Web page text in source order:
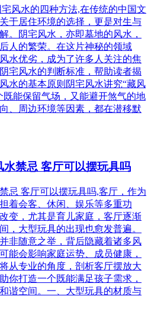
风水的四种方法,在传统的中国文
于居住环境的选择，更是对生与
。阴宅风水，亦即墓地的风水，
人的繁荣。在这片神秘的领域
水优劣，成为了许多人关注的焦
宅风水的判断标准，帮助读者揭
水的基本原则阴宅风水讲究“藏风
既能保留气场，又能避开煞气的地
、周边环境等因素，都在潜移默
禁忌 客厅可以摆玩具吗
忌 客厅可以摆玩具吗,客厅，作为
着会客、休闲、娱乐等多重功
变，尤其是育儿家庭，客厅逐渐
，大型玩具的出现也愈发普遍。
非随意之举，背后隐藏着诸多风
能会影响家庭运势、成员健康，
从专业的角度，剖析客厅摆放大
你打造一个既能满足孩子需求，
谐空间。一、大型玩具的材质与